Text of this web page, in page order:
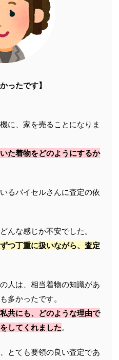
ったです】
に、家を売ることになりま
た着物をどのようにするか
るバイセルさんに査定の依
んな感じか不安でした。
つ丁重に扱いながら、査定
人は、相当着物の知識があ
多かったです。
共にも、どのような理由で
してくれました。
とても要領の良い査定であ